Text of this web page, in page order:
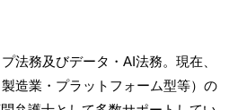
法務及びデータ・AI法務。現在、
造業・プラットフォーム型等）の